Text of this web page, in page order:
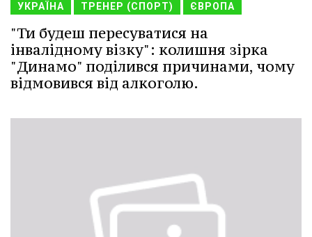
УКРАЇНА ТРЕНЕР (СПОРТ) ЄВРОПА
"Ти будеш пересуватися на
інвалідному візку": колишня зірка
"Динамо" поділився причинами, чому
відмовився від алкоголю.